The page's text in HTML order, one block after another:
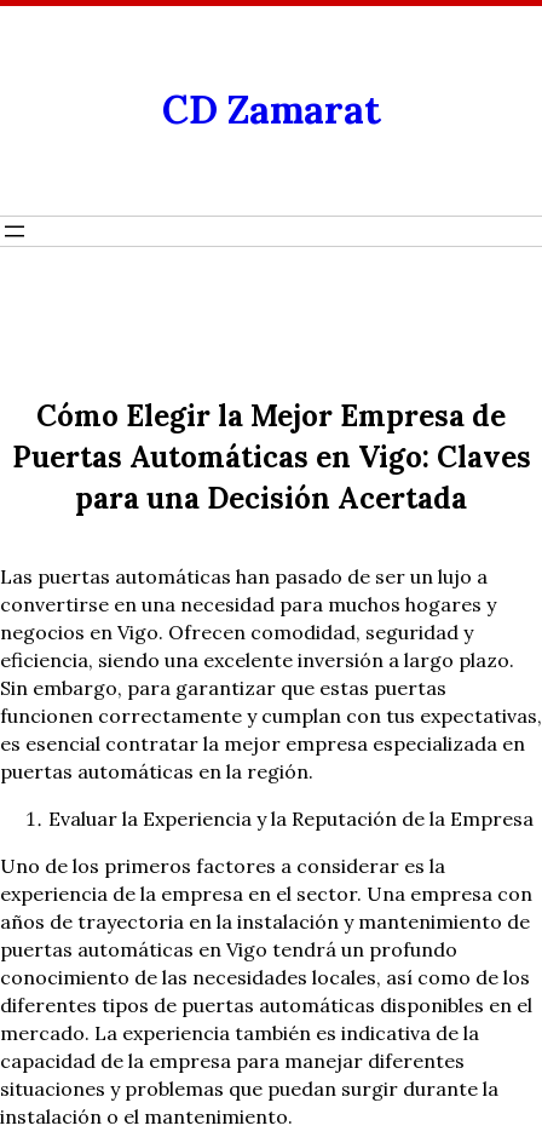
CD Zamarat
Cómo Elegir la Mejor Empresa de
Puertas Automáticas en Vigo: Claves
para una Decisión Acertada
Las puertas automáticas han pasado de ser un lujo a
convertirse en una necesidad para muchos hogares y
negocios en Vigo. Ofrecen comodidad, seguridad y
eficiencia, siendo una excelente inversión a largo plazo.
Sin embargo, para garantizar que estas puertas
funcionen correctamente y cumplan con tus expectativas,
es esencial contratar la mejor empresa especializada en
puertas automáticas en la región.
Evaluar la Experiencia y la Reputación de la Empresa
Uno de los primeros factores a considerar es la
experiencia de la empresa en el sector. Una empresa con
años de trayectoria en la instalación y mantenimiento de
puertas automáticas en Vigo tendrá un profundo
conocimiento de las necesidades locales, así como de los
diferentes tipos de puertas automáticas disponibles en el
mercado. La experiencia también es indicativa de la
capacidad de la empresa para manejar diferentes
situaciones y problemas que puedan surgir durante la
instalación o el mantenimiento.